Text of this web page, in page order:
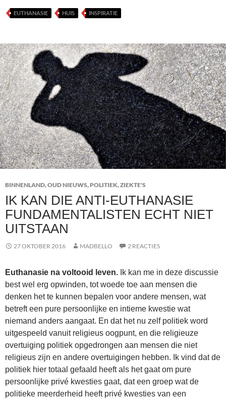
EUTHANASIE HUIS INSPIRATIE
BINNENLAND,OUD NIEUWS,POLITIEK,ZIEKTE'S
IK KAN DIE ANTI-EUTHANASIE
FUNDAMENTALISTEN ECHT NIET
UITSTAAN
27 OKTOBER 2016 MADBELLO 2 REACTIES
Euthanasie na voltooid leven. Ik kan me in deze discussie
best wel erg opwinden, tot woede toe aan mensen die
denken het te kunnen bepalen voor andere mensen, wat
betreft een pure persoonlijke en intieme kwestie wat
niemand anders aangaat. En dat het nu zelf politiek word
uitgespeeld vanuit religieus oogpunt, en die religieuze
overtuiging politiek opgedrongen aan mensen die niet
religieus zijn en andere overtuigingen hebben. Ik vind dat de
politiek hier totaal gefaald heeft als het gaat om pure
persoonlijke privé kwesties gaat, dat een groep wat de
politieke meerderheid heeft privé kwesties van een